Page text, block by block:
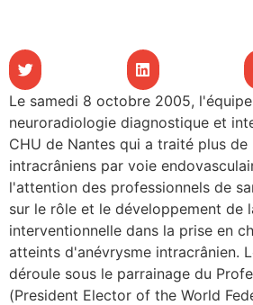
articles
santé
Le samedi 8 octobre 2005,
neuroradiologie diagnostique et
CHU de Nantes qui a traité plus
intracrâniens par voie
l'attention des professionnels de
sur le rôle et le développement de
interventionnelle dans la prise en
atteints d'anévrysme intracrânien.
déroule sous le parrainage du
(President Elector of the World